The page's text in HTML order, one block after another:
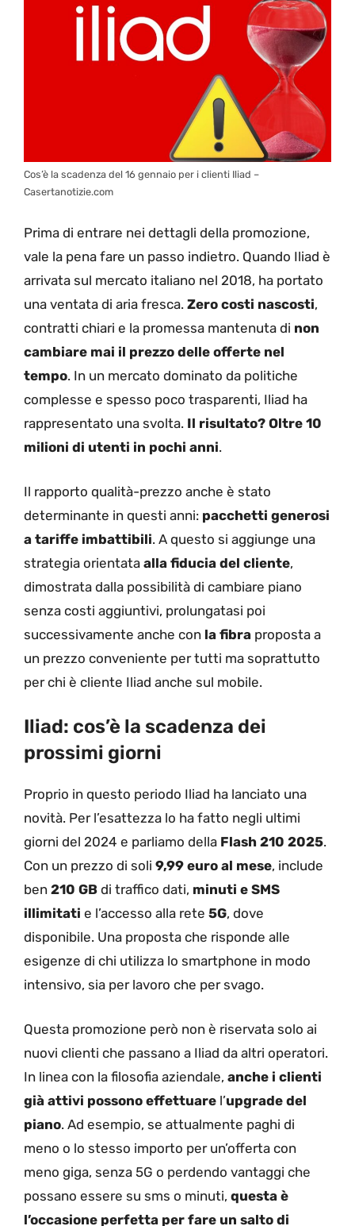
Cos’è la scadenza del 16 gennaio per i clienti Iliad –
Casertanotizie.com
Prima di entrare nei dettagli della promozione,
vale la pena fare un passo indietro. Quando Iliad è
arrivata sul mercato italiano nel 2018, ha portato
una ventata di aria fresca. Zero costi nascosti,
contratti chiari e la promessa mantenuta di non
cambiare mai il prezzo delle offerte nel
tempo. In un mercato dominato da politiche
complesse e spesso poco trasparenti, Iliad ha
rappresentato una svolta. Il risultato? Oltre 10
milioni di utenti in pochi anni.
Il rapporto qualità-prezzo anche è stato
determinante in questi anni: pacchetti generosi
a tariffe imbattibili. A questo si aggiunge una
strategia orientata alla fiducia del cliente,
dimostrata dalla possibilità di cambiare piano
senza costi aggiuntivi, prolungatasi poi
successivamente anche con la fibra proposta a
un prezzo conveniente per tutti ma soprattutto
per chi è cliente Iliad anche sul mobile.
Iliad: cos’è la scadenza dei
prossimi giorni
Proprio in questo periodo Iliad ha lanciato una
novità. Per l’esattezza lo ha fatto negli ultimi
giorni del 2024 e parliamo della Flash 210 2025.
Con un prezzo di soli 9,99 euro al mese, include
ben 210 GB di traffico dati, minuti e SMS
illimitati e l’accesso alla rete 5G, dove
disponibile. Una proposta che risponde alle
esigenze di chi utilizza lo smartphone in modo
intensivo, sia per lavoro che per svago.
Questa promozione però non è riservata solo ai
nuovi clienti che passano a Iliad da altri operatori.
In linea con la filosofia aziendale, anche i clienti
già attivi possono effettuare l’upgrade del
piano. Ad esempio, se attualmente paghi di
meno o lo stesso importo per un’offerta con
meno giga, senza 5G o perdendo vantaggi che
possano essere su sms o minuti, questa è
l’occasione perfetta per fare un salto di